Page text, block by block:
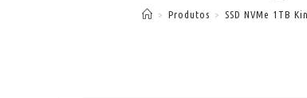
> Produtos > SSD NVMe 1TB